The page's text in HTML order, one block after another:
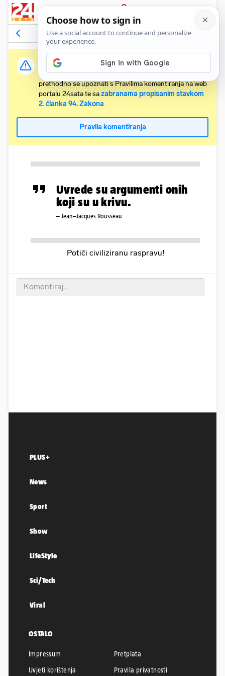
PRIJAVA
Komentari Relevantni
Važna obavijest:
Svaki korisnik koji želi komentirati članke obvezan je
prethodno se upoznati s Pravilima komentiranja na web
portalu 24sata te sazabranama propisanim stavkom
2. članka 94. Zakona .
Pravila komentiranja
Uvrede su argumenti onih
koji su u krivu.
– Jean–Jacques Rousseau
Potiči civiliziranu raspravu!
PLUS+
News
Sport
Show
LifeStyle
Sci/Tech
Viral
OSTALO
Impressum
Pretplata
Uvjeti korištenja
Pravila privatnosti